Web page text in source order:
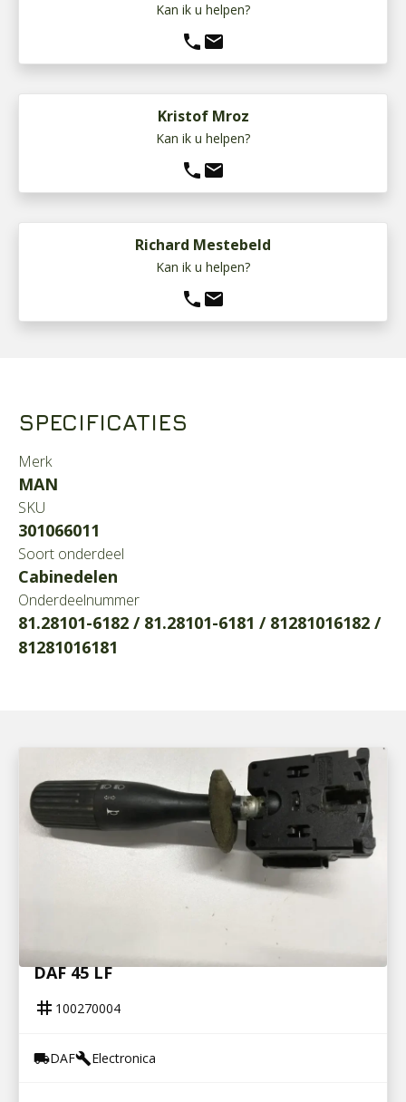
Kan ik u helpen?
phone mail
Kristof Mroz
Kan ik u helpen?
phone mail
Richard Mestebeld
Kan ik u helpen?
phone mail
SPECIFICATIES
Merk
MAN
SKU
301066011
Soort onderdeel
Cabinedelen
Onderdeelnummer
81.28101-6182 / 81.28101-6181 / 81281016182 /
81281016181
COMBI KNIPP / CLAXON SCHAKELAAR
DAF 45 LF
tag 100270004
local_shippingDAFbuildElectronica